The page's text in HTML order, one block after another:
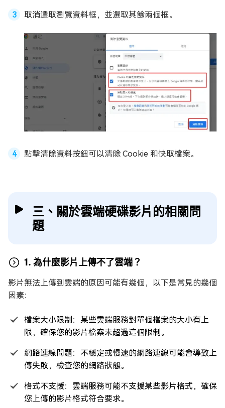
取消選取瀏覽資料框，並選取其餘兩個框。
點擊清除資料按鈕可以清除 Cookie 和快取檔案。
三、關於雲端硬碟影片的相關問
題
1. 為什麼影片上傳不了雲端？
影片無法上傳到雲端的原因可能有幾個，以下是常見的幾個
因素：
檔案大小限制：某些雲端服務對單個檔案的大小有上
限，確保您的影片檔案未超過這個限制。
網路連線問題：不穩定或慢速的網路連線可能會導致上
傳失敗，檢查您的網路狀態。
格式不支援：雲端服務可能不支援某些影片格式，確保
您上傳的影片格式符合要求。